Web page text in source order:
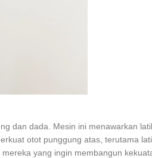
dan dada. Mesin ini menawarkan
otot punggung atas, terutama
yang ingin membangun